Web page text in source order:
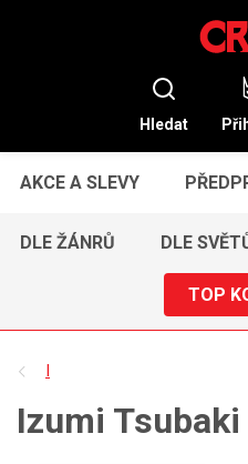
Hledat
AKCE A SLEVY
DLE ŽÁNRŮ DLE
TOP
I
Izumi Tsubaki